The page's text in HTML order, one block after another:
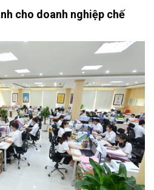
cho doanh nghiệp chế